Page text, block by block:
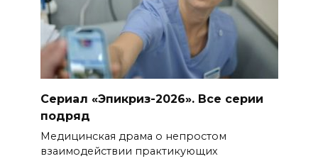
Сериал «Эпикриз-2026». Все серии
подряд
Медицинская драма о непростом
взаимодействии практикующих